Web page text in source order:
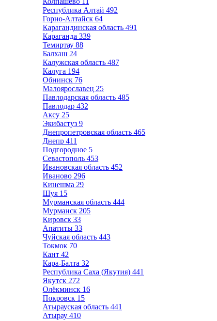
Республика Алтай 492
Горно-Алтайск 64
Карагандинская область 491
Караганда 339
Темиртау 88
Балхаш 24
Калужская область 487
Калуга 194
Обнинск 76
Малоярославец 25
Павлодарская область 485
Павлодар 432
Аксу 25
Экибастуз 9
Днепропетровская область 465
Днепр 411
Подгородное 5
Севастополь 453
Ивановская область 452
Иваново 296
Кинешма 29
Шуя 15
Мурманская область 444
Мурманск 205
Кировск 33
Апатиты 33
Чуйская область 443
Токмок 70
Кант 42
Кара-Балта 32
Республика Саха (Якутия) 441
Якутск 272
Олёкминск 16
Покровск 15
Атырауская область 441
Атырау 410